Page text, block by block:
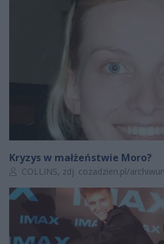
Kryzys w małżeństwie Moro?
Autor artykułu:
COLLINS, zdj. cozadzien.pl/